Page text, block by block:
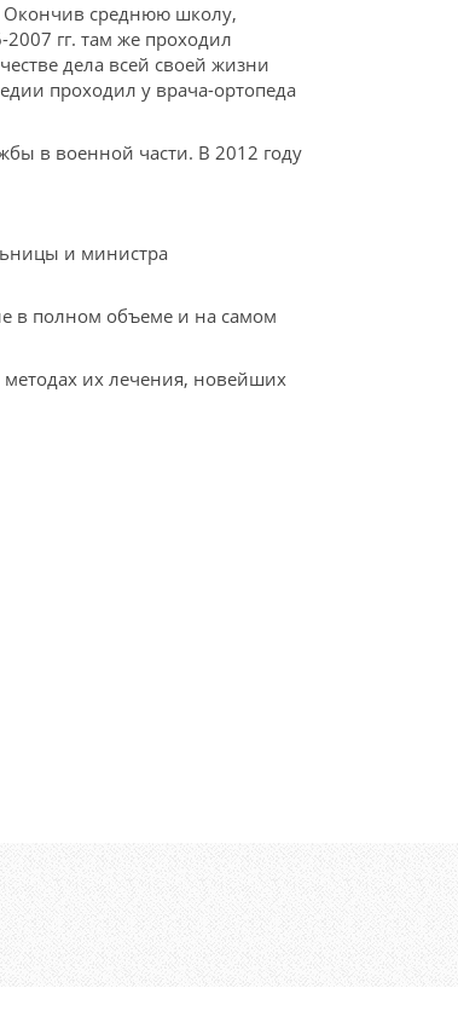
Окончив среднюю школу,
гг. там же проходил
дела всей своей жизни
проходил у врача-ортопеда
в военной части. В 2012 году
и министра
в полном объеме и на самом
их лечения, новейших